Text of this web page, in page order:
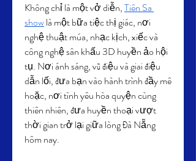
Không chỉ là một vở diễn, Tiên Sa
show là một bữa tiệc thị giác, nơi
nghệ thuật múa, nhạc kịch, xiếc và
công nghệ sân khấu 3D huyền ảo hội
tụ. Nơi ánh sáng, vũ điệu và giai điệu
dẫn lối, đưa bạn vào hành trình đầy mê
hoặc, nơi tình yêu hòa quyện cùng
thiên nhiên, đưa huyền thoại vượt
thời gian trở lại giữa lòng Đà Nẵng
hôm nay.